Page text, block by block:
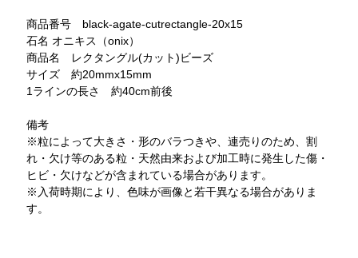
商品番号 black-agate-cutrectangle-20x15
石名 オニキス（onix）
商品名 レクタングル(カット)ビーズ
サイズ 約20mmx15mm
1ラインの長さ 約40cm前後
備考
※粒によって大きさ・形のバラつきや、連売りのため、割
れ・欠け等のある粒・天然由来および加工時に発生した傷・
ヒビ・欠けなどが含まれている場合があります。
※入荷時期により、色味が画像と若干異なる場合がありま
す。